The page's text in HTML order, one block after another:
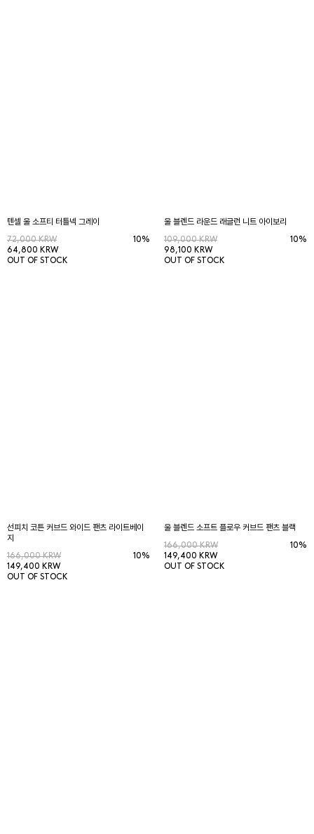
텐셀 울 소프티 터틀넥 그레이
72,000 KRW
64,800 KRW
10%
OUT OF STOCK
울 블렌드 라운드 래글런 니트 아이보리
109,000 KRW
98,100 KRW
10%
OUT OF STOCK
선피치 코튼 커브드 와이드 팬츠 라이트베이
지
166,000 KRW
149,400 KRW
10%
OUT OF STOCK
울 블렌드 소프트 플로우 커브드 팬츠 블랙
166,000 KRW
149,400 KRW
10%
OUT OF STOCK